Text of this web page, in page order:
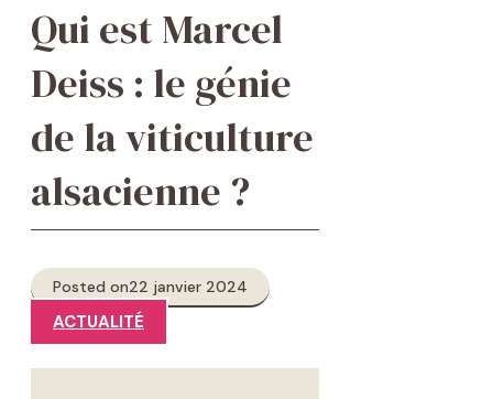
Qui est Marcel
Deiss : le génie
de la viticulture
alsacienne ?
Posted on22 janvier 2024
ACTUALITÉ